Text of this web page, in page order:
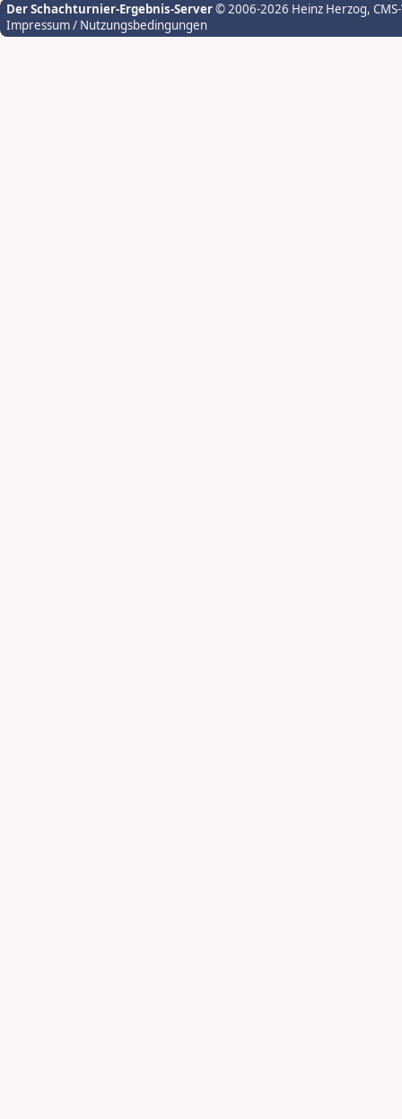
Der Schachturnier-Ergebnis-Server© 2006-2026 Heinz Herzog,
Impressum / Nutzungsbedingungen